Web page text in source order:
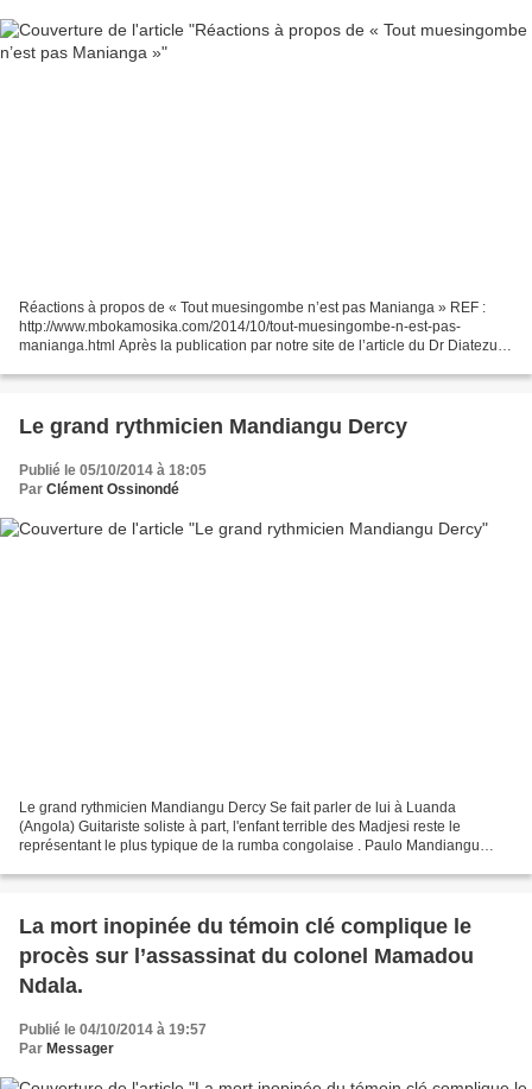
Réactions à propos de « Tout muesingombe n’est pas Manianga » REF :
http://www.mbokamosika.com/2014/10/tout-muesingombe-n-est-pas-
manianga.html Après la publication par notre site de l’article du Dr Diatezua
Le grand rythmicien Mandiangu Dercy
Publié le 05/10/2014 à 18:05
Par Clément Ossinondé
Le grand rythmicien Mandiangu Dercy Se fait parler de lui à Luanda
(Angola) Guitariste soliste à part, l'enfant terrible des Madjesi reste le
représentant le plus typique de la rumba congolaise . Paulo Mandiangu
La mort inopinée du témoin clé complique le
procès sur l’assassinat du colonel Mamadou
Ndala.
Publié le 04/10/2014 à 19:57
Par Messager